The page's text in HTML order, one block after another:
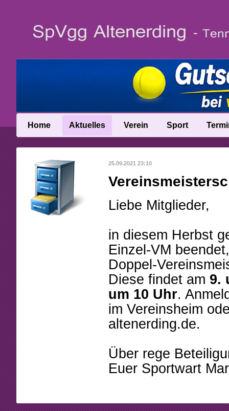
Home Aktuelles
News
News-Archiv
Verein
Vereinsinfo
Vereinschronik
Anfahrt
Abteilungsleitung
Beschlüsse
Mitgliedschaft
Arbeitsstunden
Formulare
Sponsoring
Sport
Trainer
Talentinos
Fast Learning
Mannschaften
Tennistreff
Spielerbörse
Turniere
Ballmaschine
25.09.2021 23:10
Liebe Mitglieder,
in diesem Herbst
Einzel-VM
Doppel-
Diese findet am 9.
um 10 Uhr.
im Vereinsheim
altenerding.de.
Über rege
Euer Sportwart